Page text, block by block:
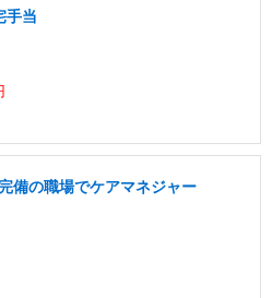
手当
備の職場でケアマネジャー